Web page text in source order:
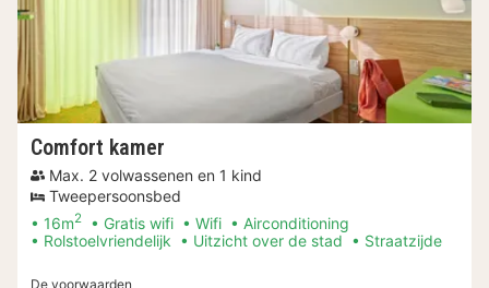
Comfort kamer
Max. 2 volwassenen en 1 kind
Tweepersoonsbed
16m2 Gratis wifi Wifi
Airconditioning
Rolstoelvriendelijk
Uitzicht over de stad Straatzijde
De voorwaarden